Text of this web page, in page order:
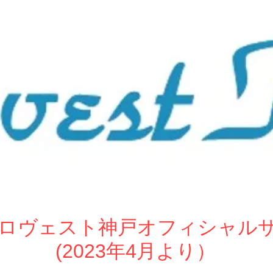
ヴェスト神戸オフィシャル
(2023年4月より）